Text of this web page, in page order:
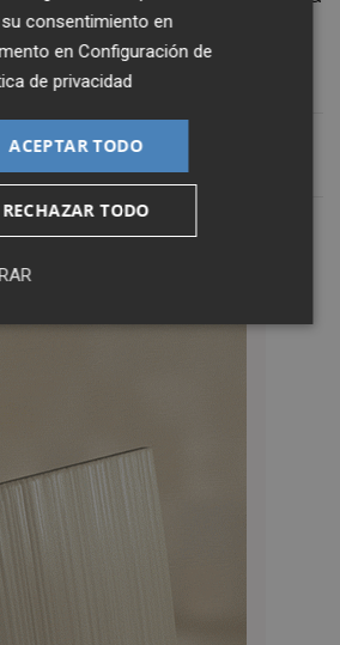
de España a los
Valenciana.
VALENCIANA RUTH MERINO
consentimiento en
enConfiguración de
de privacidad
ACEPTAR TODO
RECHAZAR TODO